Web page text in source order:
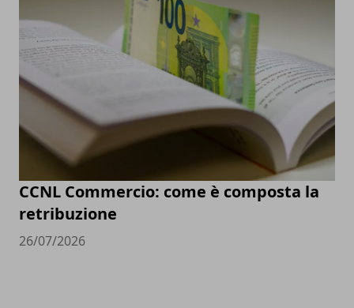
CCNL Commercio: come è composta la
retribuzione
26/07/2026